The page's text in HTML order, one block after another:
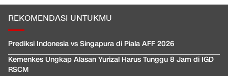
REKOMENDASI UNTUKMU
Prediksi Indonesia vs Singapura di Piala AFF 2026
Kemenkes Ungkap Alasan Yurizal Harus Tunggu 8 Jam di IGD
RSCM